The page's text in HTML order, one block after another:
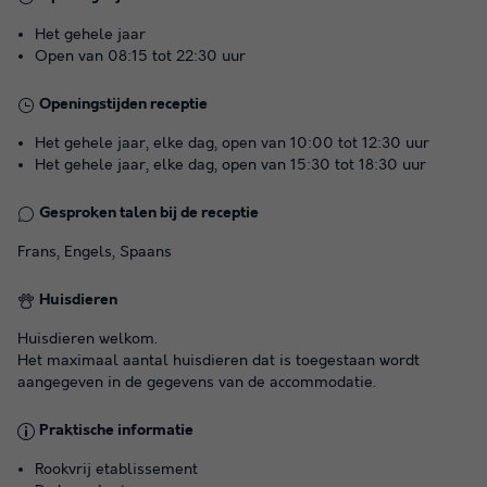
Het gehele jaar
Open van 08:15 tot 22:30 uur
Openingstijden receptie
Het gehele jaar, elke dag, open van 10:00 tot 12:30 uur
Het gehele jaar, elke dag, open van 15:30 tot 18:30 uur
Gesproken talen bij de receptie
Frans, Engels, Spaans
Huisdieren
Huisdieren welkom.
Het maximaal aantal huisdieren dat is toegestaan wordt
aangegeven in de gegevens van de accommodatie.
Praktische informatie
Rookvrij etablissement